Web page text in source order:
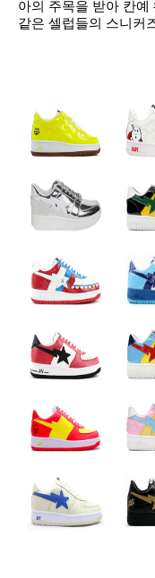
아의 주목을 받아 칸
같은 셀럽들의 스니커